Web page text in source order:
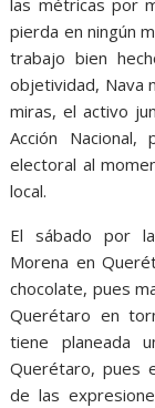
pierda en ningún
trabajo bien
objetividad, Nava
miras, el activo
Acción
electoral al
local.
El sábado por
Morena en
chocolate, pues
Querétaro en
tiene planeada
Querétaro, pues
de las